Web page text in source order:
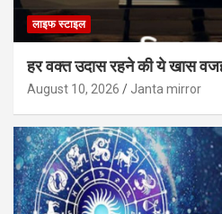
लाइफ स्टाइल
हर वक्त उदास रहने की ये खास
August 10, 2026 Janta mirror